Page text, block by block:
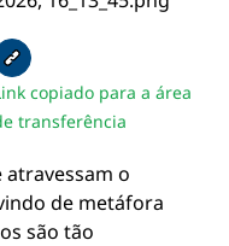
facebook
no twitterpelo email
Copiar link da notícia
copiado para a área
transferência
atravessam o
de metáfora
são tão